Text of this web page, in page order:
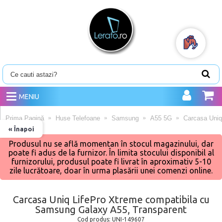
MENIU
« Înapoi
Prima Pagină Huse Telefoane Samsung A55 5G Carcasa
Produsul nu se află momentan în stocul magazinului, dar
poate fi adus de la furnizor. În limita stocului disponibil al
furnizorului, produsul poate fi livrat în aproximativ 5-10
zile lucrătoare, doar în urma plasării unei comenzi online.
Carcasa Uniq LifePro Xtreme compatibila cu
Samsung Galaxy A55, Transparent
Cod produs: UNI-149607